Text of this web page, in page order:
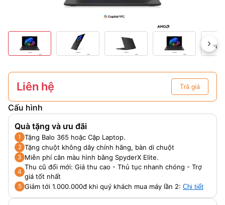
Liên hệ Trả giá
Cấu hình
Quà tặng và ưu đãi
1 Tặng Balo 365 hoặc Cặp Laptop.
2 Tặng chuột không dây chính hãng, bàn di chuột
3 Miễn phí cân màu hình bằng SpyderX Elite.
4
Thu cũ đổi mới: Giá thu cao - Thủ tục nhanh chóng - Trợ
giá tốt nhất
5 Giảm tới 1.000.000đ khi quý khách mua máy lần 2: Chi tiết